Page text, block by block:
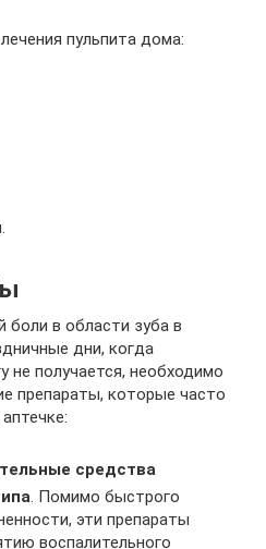
пульпита дома:
боли в области зуба в
дни, когда
не получается, необходимо
препараты, которые часто
средства
. Помимо быстрого
эти препараты
воспалительного